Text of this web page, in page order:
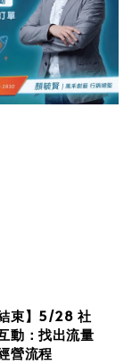
結束】5/28 社
動：找出流量
營流程